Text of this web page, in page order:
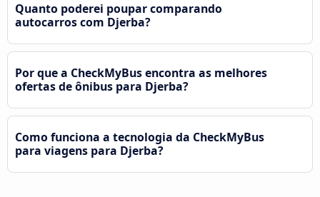
Quanto poderei poupar comparando
autocarros com Djerba?
Por que a CheckMyBus encontra as melhores
ofertas de ônibus para Djerba?
Como funciona a tecnologia da CheckMyBus
para viagens para Djerba?